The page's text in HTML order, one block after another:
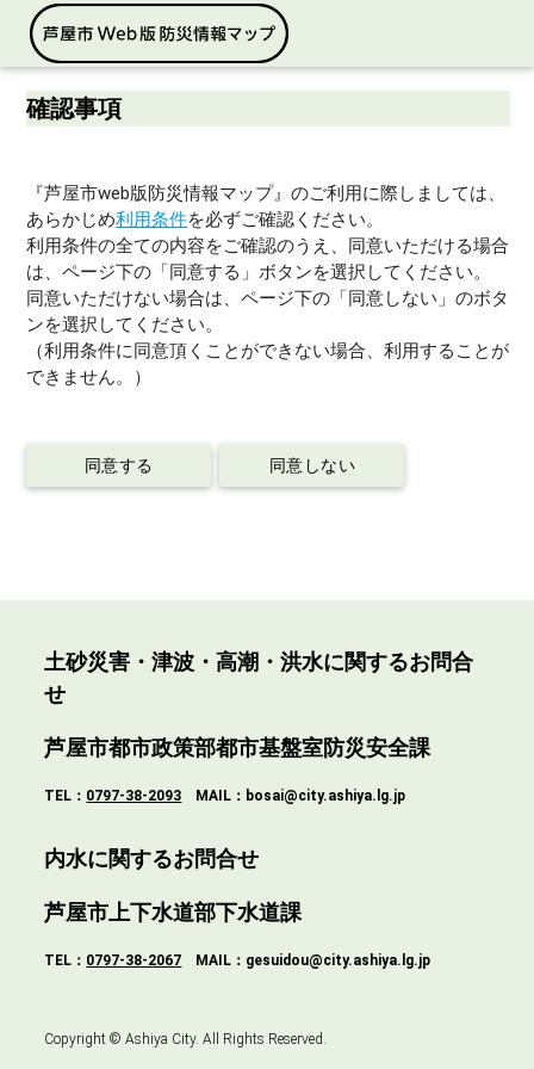
確認事項
『芦屋市web版防災情報マップ』のご利用に際しましては、
あらかじめ利用条件を必ずご確認ください。
利用条件の全ての内容をご確認のうえ、同意いただける場合
は、ページ下の「同意する」ボタンを選択してください。
同意いただけない場合は、ページ下の「同意しない」のボタ
ンを選択してください。
（利用条件に同意頂くことができない場合、利用することが
できません。）
同意する 同意しない
土砂災害・津波・高潮・洪水に関するお問合
せ
芦屋市都市政策部都市基盤室防災安全課
TEL： 0797-38-2093 MAIL：bosai@city.ashiya.lg.jp
内水に関するお問合せ
芦屋市上下水道部下水道課
TEL： 0797-38-2067 MAIL：gesuidou@city.ashiya.lg.jp
Copyright © Ashiya City. All Rights Reserved.